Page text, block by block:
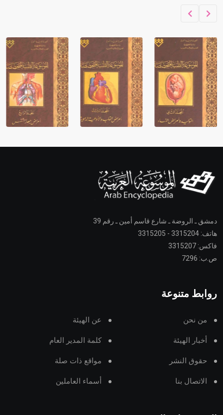
دمشق ـ الروضة ـ شارع قاسم أمين ـ رقم 39
هاتف: 3315204 - 3315205
فاكس: 3315207
ص.ب: 7296
روابط متنوعة
من نحن عن الهيئة
أخبار الهيئة كلمة المدير العام
حقوق النشر مواقع ذات صلة
الاتصال بنا أسماء العاملين